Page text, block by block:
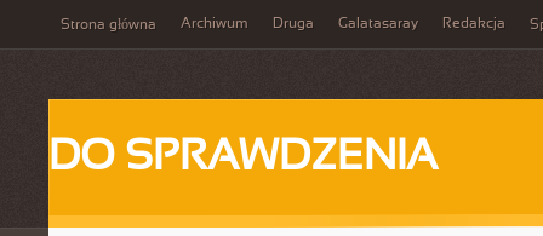
Strona główna Archiwum Druga Galatasaray Redakcja
DO SPRAWDZENIA